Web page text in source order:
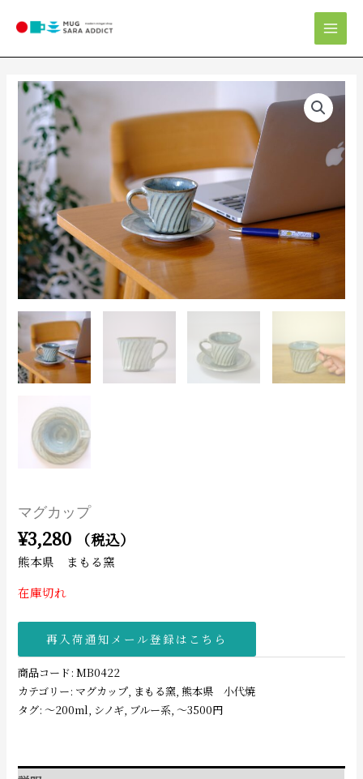
マグカップ
¥3,280 （税込）
熊本県 まもる窯
在庫切れ
再入荷通知メール登録はこちら
商品コード:MB0422
カテゴリー: マグカップ まもる窯 熊本県 小代焼
タグ:〜200ml シノギ ブルー系 ,〜3500円